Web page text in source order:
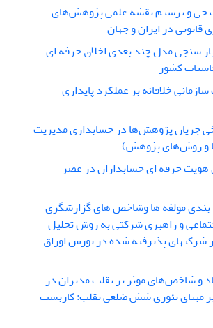
و ترسیم نقشه علمی پژوهش‌های
قانونی در ایران و جهان
سنجی مدل چند بعدی اخلاق حرفه ای
کشور
خلاقانه بر عملکرد پایداری
جریان پژوهش‌ها در حسابداری مدیریت
و روش‌های پژوهش)
هویت حرفه ای حسابداران در عصر
بندی مولفه ها وشاخص های گزارشگری
و راهبری شرکتی به روش تحلیل
شرکتهای پذیرفته شده در بورس اوراق
و شاخص‌های موثر بر تقلب مدیران در
مبنای تئوری شش ضلعی تقلب: کاربست